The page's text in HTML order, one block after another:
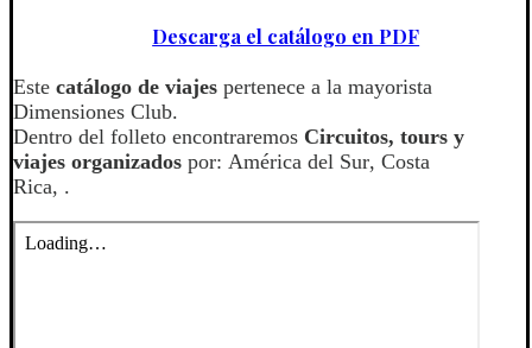
Descarga el catálogo en PDF
Este catálogo de viajes pertenece a la mayorista
Dimensiones Club.
Dentro del folleto encontraremos Circuitos, tours y
viajes organizados por: América del Sur, Costa
Rica, .